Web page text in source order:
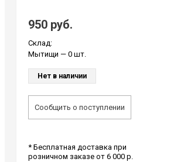
950 руб.
Склад:
Мытищи — 0 шт.
Нет в наличии
Сообщить о поступлении
* Бесплатная доставка при
розничном заказе от 6 000 р.